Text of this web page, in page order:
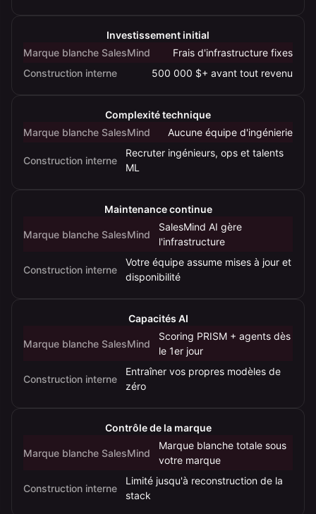
interne
blanche
SalesMind
livraison.
Investissement initial
Marque blanche SalesMind
Frais d'infrastructure fixes
Construction interne
500 000 $+ avant tout revenu
Complexité technique
Marque blanche SalesMind
Aucune équipe d'ingénierie
Construction interne
Recruter ingénieurs, ops et talents
ML
Maintenance continue
Marque blanche SalesMind
SalesMind AI gère
l'infrastructure
Construction interne
Votre équipe assume mises à jour et
disponibilité
Capacités AI
Marque blanche SalesMind
Scoring PRISM + agents dès
le 1er jour
Construction interne
Entraîner vos propres modèles de
zéro
Contrôle de la marque
Marque blanche SalesMind
Marque blanche totale sous
votre marque
Construction interne
Limité jusqu'à reconstruction de la
stack